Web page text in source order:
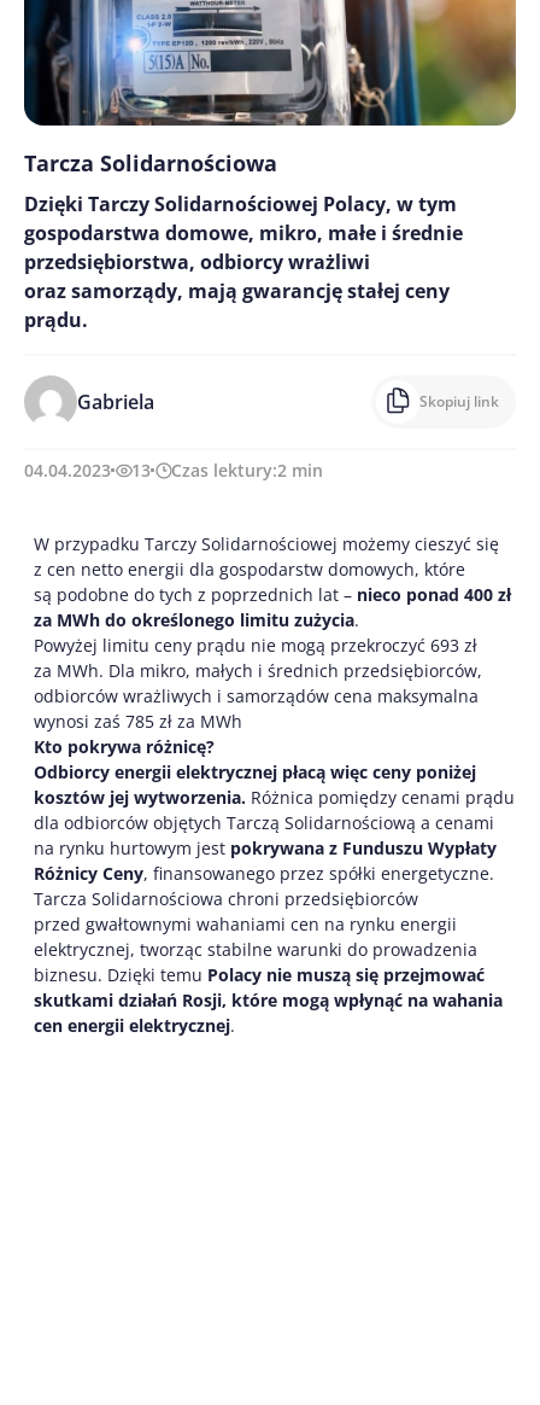
Tarcza Solidarnościowa
Dzięki Tarczy Solidarnościowej Polacy, w tym
gospodarstwa domowe, mikro, małe i średnie
przedsiębiorstwa, odbiorcy wrażliwi
oraz samorządy, mają gwarancję stałej ceny
prądu.
Gabriela Skopiuj link
04.04.2023 13 Czas lektury:2 min
W przypadku Tarczy Solidarnościowej możemy cieszyć się
z cen netto energii dla gospodarstw domowych, które
są podobne do tych z poprzednich lat – nieco ponad 400 zł
za MWh do określonego limitu zużycia.
Powyżej limitu ceny prądu nie mogą przekroczyć 693 zł
za MWh. Dla mikro, małych i średnich przedsiębiorców,
odbiorców wrażliwych i samorządów cena maksymalna
wynosi zaś 785 zł za MWh
Kto pokrywa różnicę?
Odbiorcy energii elektrycznej płacą więc ceny poniżej
kosztów jej wytworzenia. Różnica pomiędzy cenami prądu
dla odbiorców objętych Tarczą Solidarnościową a cenami
na rynku hurtowym jest pokrywana z Funduszu Wypłaty
Różnicy Ceny, finansowanego przez spółki energetyczne.
Tarcza Solidarnościowa chroni przedsiębiorców
przed gwałtownymi wahaniami cen na rynku energii
elektrycznej, tworząc stabilne warunki do prowadzenia
biznesu. Dzięki temu Polacy nie muszą się przejmować
skutkami działań Rosji, które mogą wpłynąć na wahania
cen energii elektrycznej.